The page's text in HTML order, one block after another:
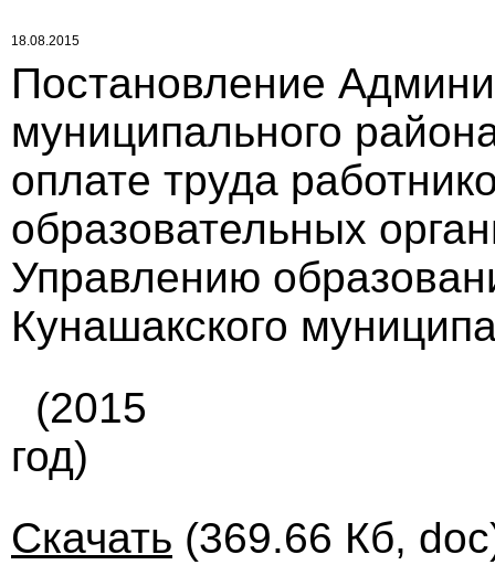
18.08.2015
Постановление
муниципального
оплате труда
образовательных
Управлению
Кунашакского
(2015
год)
Скачать (369.66 Кб,